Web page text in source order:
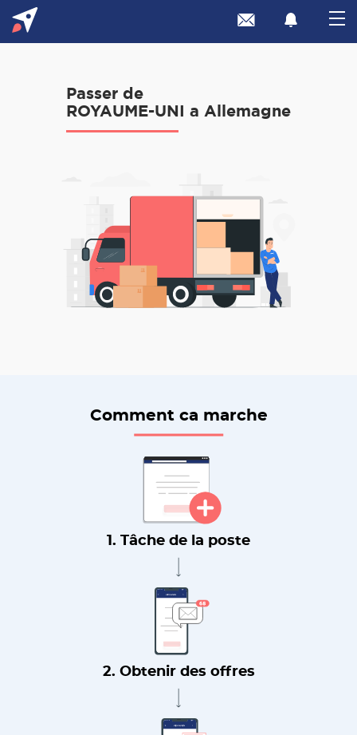
Passer de
ROYAUME-UNI a Allemagne
Comment ca marche
1. Tâche de la poste
2. Obtenir des offres